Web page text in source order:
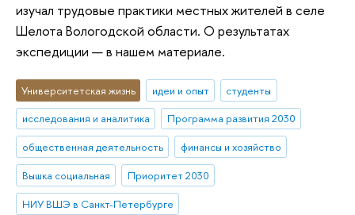
изучал трудовые практики местных жителей в селе
Шелота Вологодской области. О результатах
экспедиции — в нашем материале.
Университетская жизнь идеи и опыт
студенты
исследования и аналитика
Программа развития 2030
общественная деятельность
финансы и хозяйство
Вышка социальная
Приоритет 2030
НИУ ВШЭ в Санкт-Петербурге